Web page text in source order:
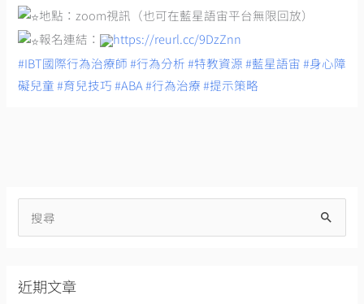
地點：zoom視訊（也可在藍星語宙平台無限回放）
報名連結：
https://reurl.cc/9DzZnn
#IBT國際行為治療師#行為分析#特教資源#藍星語宙#身心障
礙兒童#育兒技巧#ABA#行為治療#提示策略
鍵
近期文章